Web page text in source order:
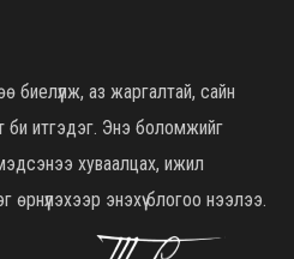
биелүүлж, аз жаргалтай, сайн
би итгэдэг. Энэ боломжийг
хуваалцах, ижил
өрнүүлэхээр энэхүү блогоо нээлээ.